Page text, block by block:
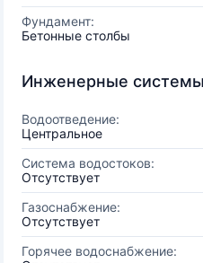
Фундамент:
Бетонные столбы
Инженерные системы
Водоотведение:
Центральное
Система водостоков:
Отсутствует
Газоснабжение:
Отсутствует
Горячее водоснабжение: